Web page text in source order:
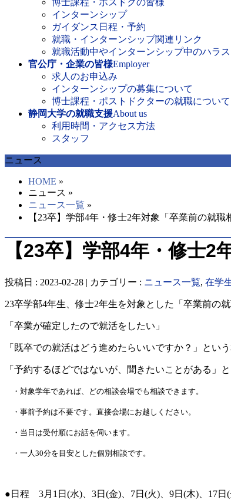
博士課程・ポスドクの皆様
インターンシップ
ガイダンス日程・予約
就職・インターンシップ関連リンク
就職活動中やインターンシップ中のハラ
官公庁・企業の皆様Employer
求人のお申込み
インターンシップの募集について
博士課程・ポストドクターの就職について
静岡大学の就職支援About us
利用時間・アクセス方法
スタッフ
ニュース
HOME »
ニュース »
ニュース一覧 »
【23卒】学部4年・修士2年対象「卒業前の就
【23卒】学部4年・修士
投稿日 : 2023-02-28 | カテゴリー : ニュース一覧, 在学
23卒学部4年生、修士2年生を対象とした「卒業前の
「卒業が確定したので就活をしたい」
「既卒での就活はどう進めたらいいですか？」という
「予約するほどではないが、聞きたいことがある」
・対象学年であれば、どの相談会場でも相談できます。
・事前予約は不要です。 直接会場にお越しください。
・当日は受付順にお話を伺います。
・一人30分を目安とした個別相談です。
●日程 3月1日(水)、3日(金)、7日(火)、9日(木)、17日